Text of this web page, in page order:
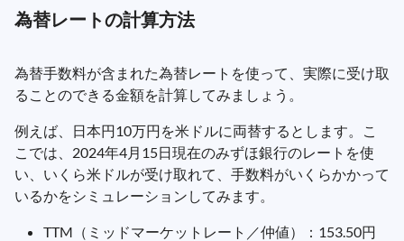
為替レートの計算方法
為替手数料が含まれた為替レートを使って、実際に受け取
ることのできる金額を計算してみましょう。
例えば、日本円10万円を米ドルに両替するとします。こ
こでは、2024年4月15日現在のみずほ銀行のレートを使
い、いくら米ドルが受け取れて、手数料がいくらかかって
いるかをシミュレーションしてみます。
TTM（ミッドマーケットレート／仲値）：153.50円